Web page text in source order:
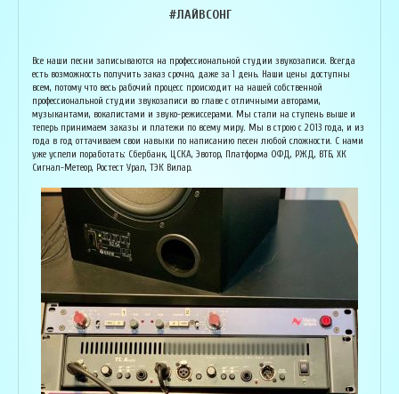
#ЛАЙВСОНГ
Все наши песни записываются на профессиональной студии звукозаписи. Всегда
есть возможность получить заказ срочно, даже за 1 день. Наши цены доступны
всем, потому что весь рабочий процесс происходит на нашей собственной
профессиональной студии звукозаписи во главе с отличными авторами,
музыкантами, вокалистами и звуко-режиссерами. Мы стали на ступень выше и
теперь принимаем заказы и платежи по всему миру. Мы в строю с 2013 года, и из
года в год оттачиваем свои навыки по написанию песен любой сложности. С нами
уже успели поработать: Сбербанк, ЦСКА, Эвотор, Платформа ОФД, РЖД, ВТБ, ХК
Сигнал-Метеор, Ростест Урал, ТЭК Вилар.
Армен Алавердян
Основатель организации "Лайвсонг". С детства занимается музыкой, пишет
аранжировки, делает сведение и мастеринг на профессиональном уровне.
Может сделать коммерческий звук даже по записи с диктофона :) Состоит в
дуэте "Ag Jan", и выступает на концертах по всей России. Снимает клипы
вместе со своими музыкантами, и они собирают более 1 млн. просмотров на
ютубе! В основном пишет песни о любви, семье и ценностях жизни. Армен
сделает из вашей истории настоящую конфетку, обращайтесь!
Исполнитель, звукорежиссёр